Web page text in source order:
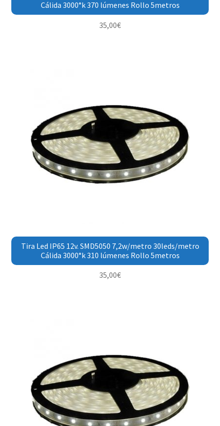
Cálida 3000°k 370 lúmenes Rollo 5metros
35,00€
Tira Led IP65 12v. SMD5050 7,2w/metro 30leds/metro
Cálida 3000°k 310 lúmenes Rollo 5metros
35,00€